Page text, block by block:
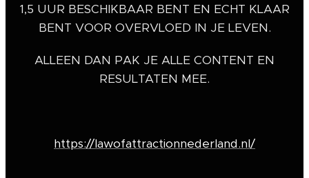
1,5 UUR BESCHIKBAAR BENT EN ECHT KLAAR
BENT VOOR OVERVLOED IN JE LEVEN.
ALLEEN DAN PAK JE ALLE CONTENT EN
RESULTATEN MEE.
https://lawofattractionnederland.nl/